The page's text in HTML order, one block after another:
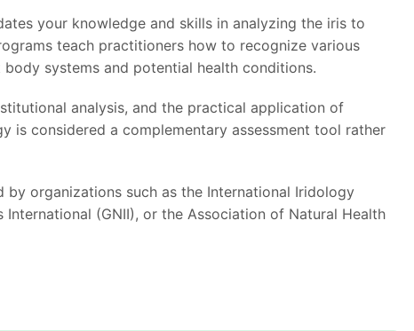
your knowledge and skills in analyzing the iris to
teach practitioners how to recognize various
systems and potential health conditions.
analysis, and the practical application of
is considered a complementary assessment tool rather
by organizations such as the International Iridology
(GNII), or the Association of Natural Health